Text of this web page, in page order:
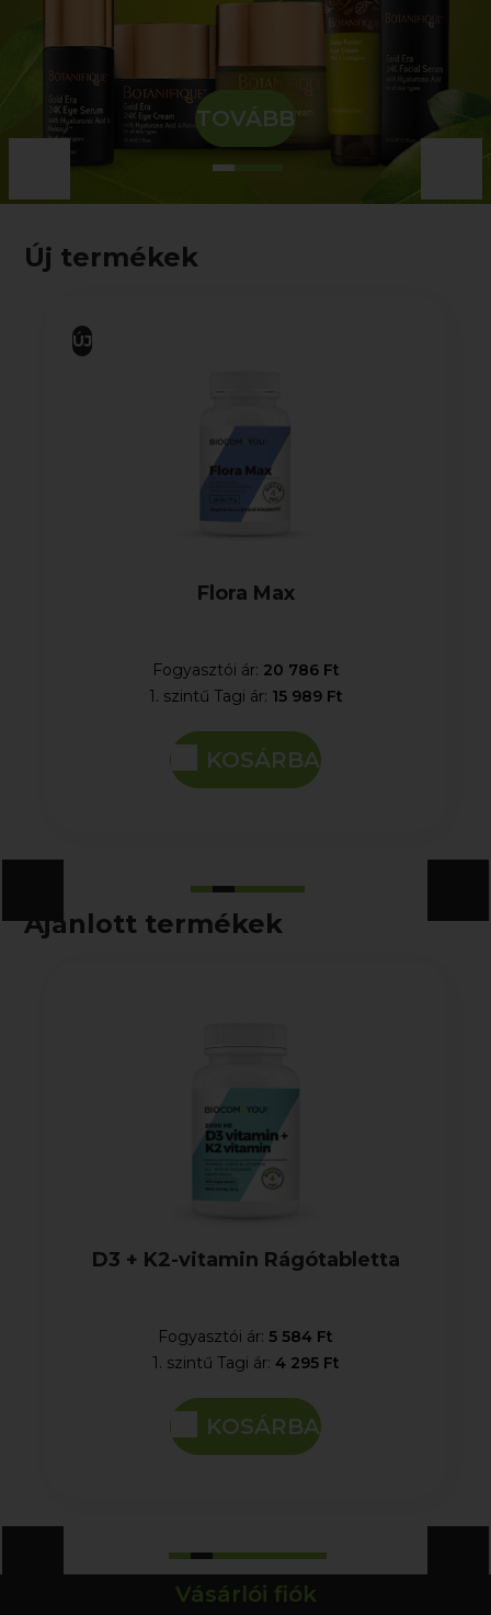
TOVÁBB
Új termékek
ÚJ
Flora Max
Fogyasztói ár: 20 786 Ft
1. szintű Tagi ár: 15 989 Ft
KOSÁRBA
Ajánlott termékek
D3 + K2-vitamin Rágótabletta
Fogyasztói ár:5 584 Ft
1. szintű Tagi ár: 4 295 Ft
KOSÁRBA
Vásárlói fiók